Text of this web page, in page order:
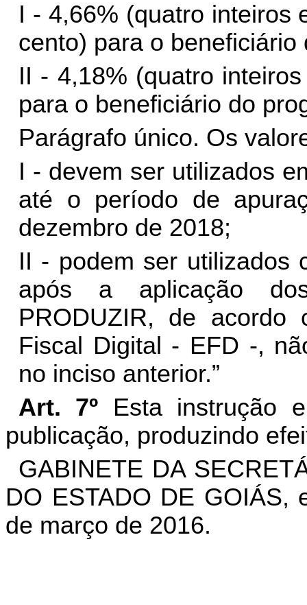
I - 4,66% (quatro inteiros
cento) para o
II - 4,18% (quatro
para o beneficiário do
Parágrafo único. Os
I - devem ser utilizados
até o período de
dezembro de 2018;
II - podem ser utilizados
após a aplicação
PRODUZIR, de acordo
Fiscal Digital - EFD -,
no inciso anterior.”
Art. 7º Esta instrução
publicação, produzindo
GABINETE DA
DO ESTADO DE GOIÁS,
de março de 2016.